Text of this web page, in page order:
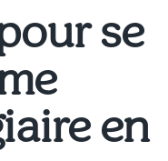
se
en